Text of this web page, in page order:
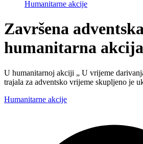
Humanitarne akcije
Završena
humanitarna
U humanitarnoj akciji „ U vrijeme
trajala za adventsko vrijeme skupljeno je
Humanitarne akcije